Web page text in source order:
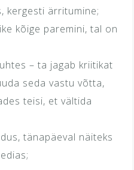
kergesti ärritumine;
kõige paremini, tal on
– ta jagab kriitikat
seda vastu võtta,
teisi, et vältida
tänapäeval näiteks